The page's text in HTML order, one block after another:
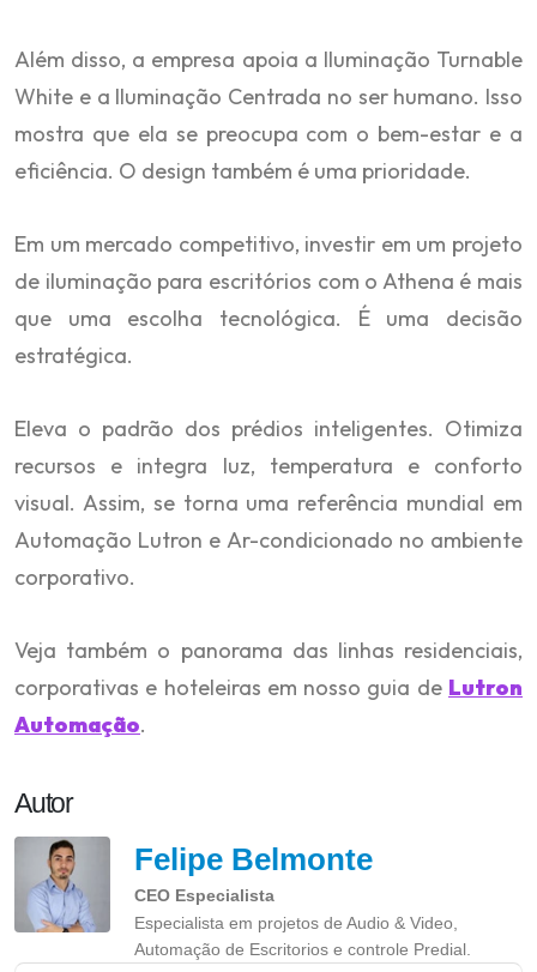
Além disso, a empresa apoia a Iluminação Turnable
White e a Iluminação Centrada no ser humano. Isso
mostra que ela se preocupa com o bem-estar e a
eficiência. O design também é uma prioridade.
Em um mercado competitivo, investir em um projeto
de iluminação para escritórios com o Athena é mais
que uma escolha tecnológica. É uma decisão
estratégica.
Eleva o padrão dos prédios inteligentes. Otimiza
recursos e integra luz, temperatura e conforto
visual. Assim, se torna uma referência mundial em
Automação Lutron e Ar-condicionado no ambiente
corporativo.
Veja também o panorama das linhas residenciais,
corporativas e hoteleiras em nosso guia de Lutron
Automação.
Autor
Felipe Belmonte
CEO Especialista
Especialista em projetos de Audio & Video,
Automação de Escritorios e controle Predial.